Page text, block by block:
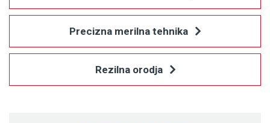
Precizna merilna tehnika
Rezilna orodja